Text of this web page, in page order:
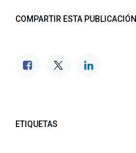
COMPARTIR ESTA PUBLICACIÓN
ETIQUETAS